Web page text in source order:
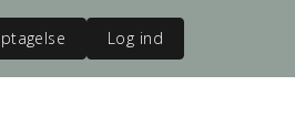
Log ind